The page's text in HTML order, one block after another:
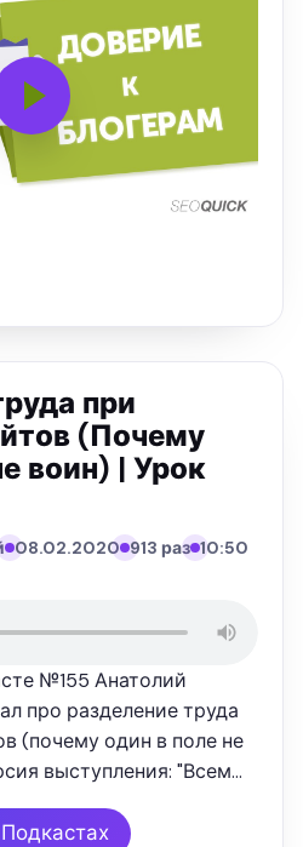
при
(Почему
воин) | Урок
08.02.2020 913 раз 10:50
№155 Анатолий
про разделение труда
(почему один в поле не
выступления: "Всем
продвижении сайта. Это